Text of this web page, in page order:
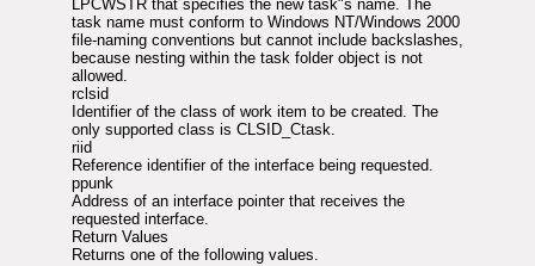
LPCWSTR that specifies the new task"s name. The
task name must conform to Windows NT/Windows 2000
file-naming conventions but cannot include backslashes,
because nesting within the task folder object is not
allowed.
rclsid
Identifier of the class of work item to be created. The
only supported class is CLSID_Ctask.
riid
Reference identifier of the interface being requested.
ppunk
Address of an interface pointer that receives the
requested interface.
Return Values
Returns one of the following values.